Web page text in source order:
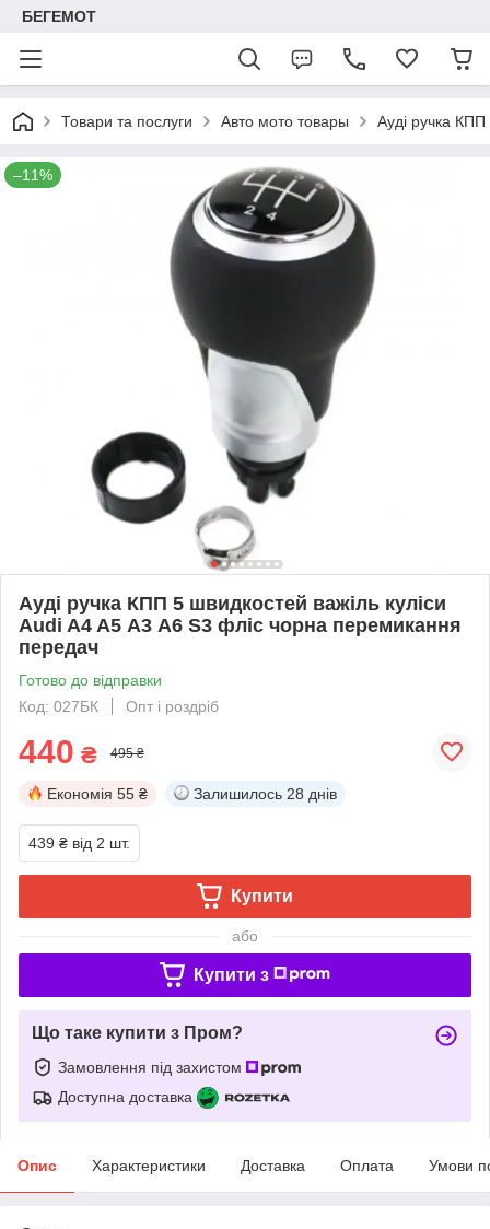
БЕГЕМОТ
Товари та послуги Авто мото товары Ауді ручка
–11%
Ауді ручка КПП 5 швидкостей важіль куліси
Audi A4 A5 А3 А6 S3 фліс чорна перемикання
передач
Готово до відправки
Код: 027БК
Опт і роздріб
440 ₴ 495 ₴
Економія 55 ₴ Залишилось 28 днів
439 ₴ від 2 шт.
Купити
або
Купити з
Що таке купити з Пром?
Замовлення під захистом
Доступна доставка
Опис Характеристики Доставка Оплата Умови